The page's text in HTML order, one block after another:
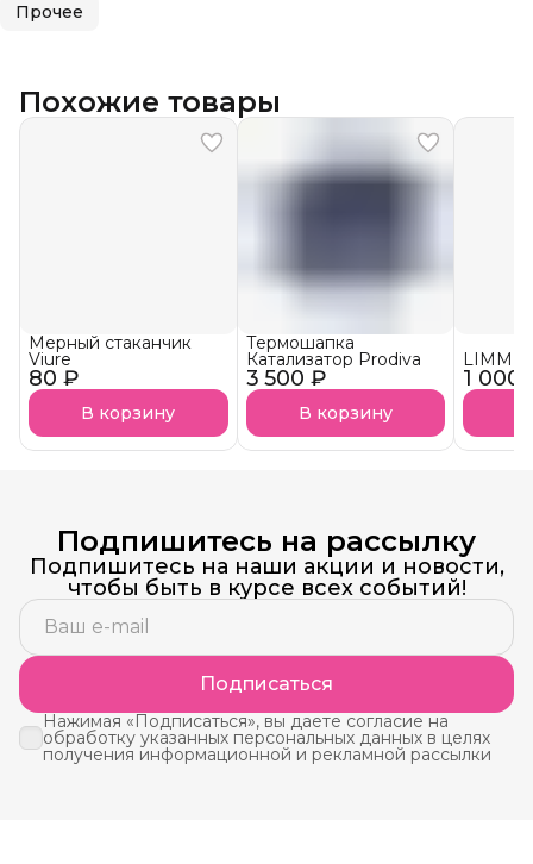
Прочее
Похожие товары
80 ₽
Мерный стаканчик
Viure
В корзину
3 500 ₽
Термошапка
Катализатор Prodiva
В корзину
1 000
LIMM
Подпишитесь на рассылку
Подпишитесь на наши акции и новости,
чтобы быть в курсе всех событий!
Подписаться
Нажимая «Подписаться», вы даете согласие на
обработку указанных персональных данных в целях
получения информационной и рекламной рассылки